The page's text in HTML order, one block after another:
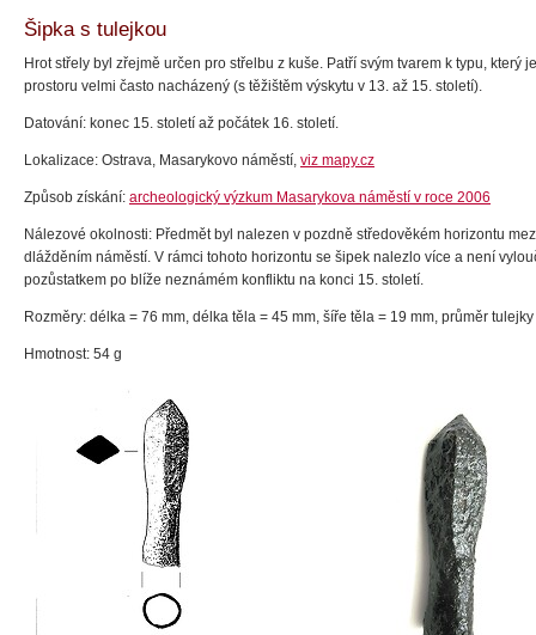
Šipka s tulejkou
Hrot střely byl zřejmě určen pro střelbu z kuše. Patří svým tvarem k typu, který
prostoru velmi často nacházený (s těžištěm výskytu v 13. až 15. století).
Datování: konec 15. století až počátek 16. století.
Lokalizace: Ostrava, Masarykovo náměstí, viz mapy.cz
Způsob získání: archeologický výzkum Masarykova náměstí v roce 2006
Nálezové okolnosti: Předmět byl nalezen v pozdně středověkém horizontu
dlážděním náměstí. V rámci tohoto horizontu se šipek nalezlo více a není
pozůstatkem po blíže neznámém konfliktu na konci 15. století.
Rozměry: délka = 76 mm, délka těla = 45 mm, šíře těla = 19 mm, průměr
Hmotnost: 54 g